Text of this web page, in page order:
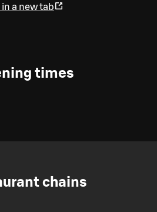
a new tab
times
chains